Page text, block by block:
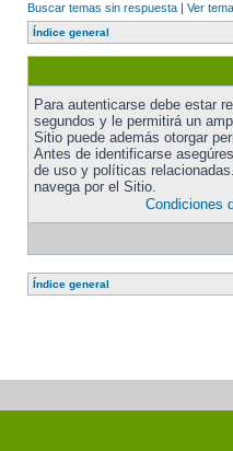
Buscar temas sin respuesta | Ver
Índice general
Para autenticarse debe estar
segundos y le permitirá un
Sitio puede además otorgar
Antes de identificarse
de uso y políticas
navega por el Sitio.
Condiciones
Índice general